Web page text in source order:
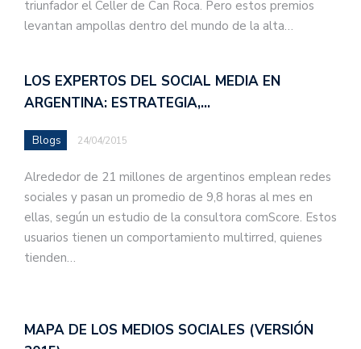
triunfador el Celler de Can Roca. Pero estos premios
levantan ampollas dentro del mundo de la alta…
LOS EXPERTOS DEL SOCIAL MEDIA EN
ARGENTINA: ESTRATEGIA,…
Blogs 24/04/2015
Alrededor de 21 millones de argentinos emplean redes
sociales y pasan un promedio de 9,8 horas al mes en
ellas, según un estudio de la consultora comScore. Estos
usuarios tienen un comportamiento multirred, quienes
tienden…
MAPA DE LOS MEDIOS SOCIALES (VERSIÓN